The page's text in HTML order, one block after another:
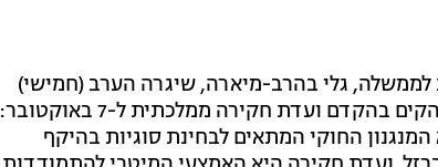
גלי בהרב-מיארה, שיגרה הערב (חמישי)
מכתב לראש הממשלה בנימין נתניהו שבו אמרה כי יש להקים בהקדם ועדת חקירה ממלכתית ל-7 באוקטובר:
החוקי המתאים לבחינת סוגיות בהיקף